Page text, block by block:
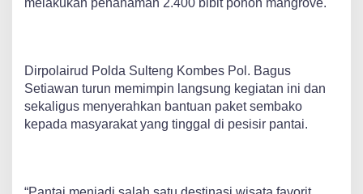
melakukan penanaman 2.400 bibit pohon mangrove.
Dirpolairud Polda Sulteng Kombes Pol. Bagus
Setiawan turun memimpin langsung kegiatan ini dan
sekaligus menyerahkan bantuan paket sembako
kepada masyarakat yang tinggal di pesisir pantai.